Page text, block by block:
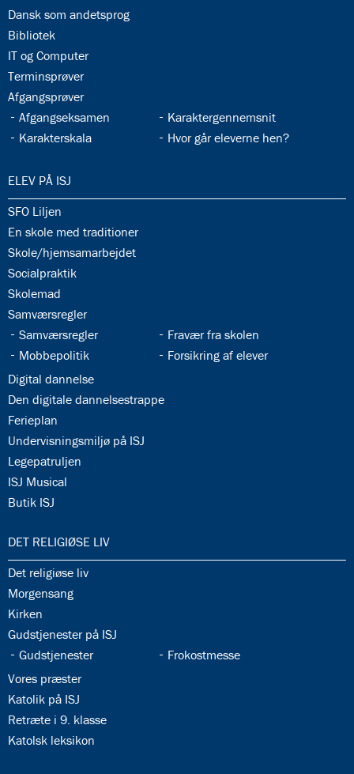
33.6:
Dansk som andetsprog
33.7:
Bibliotek
33.8:
IT og Computer
33.9:
Terminsprøver
33.10:
Afgangsprøver
33.11:
Afgangseksamen 33.12:
Karaktergennemsnit
33.13:
Karakterskala 33.14:
Hvor går eleverne hen?
34.0:
ELEV PÅ ISJ
34.1:
SFO Liljen
34.2:
En skole med traditioner
34.3:
Skole/hjemsamarbejdet
34.4:
Socialpraktik
34.5:
Skolemad
34.6:
Samværsregler
34.7:
Samværsregler 34.8:
Fravær fra skolen
34.9:
Mobbepolitik 34.10:
Forsikring af elever
34.11:
Digital dannelse
34.12:
Den digitale dannelsestrappe
34.13:
Ferieplan
34.14:
Undervisningsmiljø på ISJ
34.15:
Legepatruljen
34.16:
ISJ Musical
34.17:
Butik ISJ
35.0:
DET RELIGIØSE LIV
35.1:
Det religiøse liv
35.2:
Morgensang
35.3:
Kirken
35.4:
Gudstjenester på ISJ
35.5:
Gudstjenester 35.6:
Frokostmesse
35.7:
Vores præster
35.8:
Katolik på ISJ
35.9:
Retræte i 9. klasse
35.10:
Katolsk leksikon